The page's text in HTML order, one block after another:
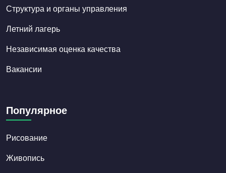
Структура и органы управления
Летний лагерь
Независимая оценка качества
Вакансии
Популярное
Рисование
Живопись